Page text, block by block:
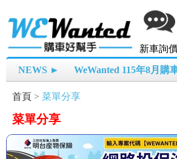
新車詢
NEWS ► WeWanted 115年8月購
首頁 > 菜單分享
菜單分享